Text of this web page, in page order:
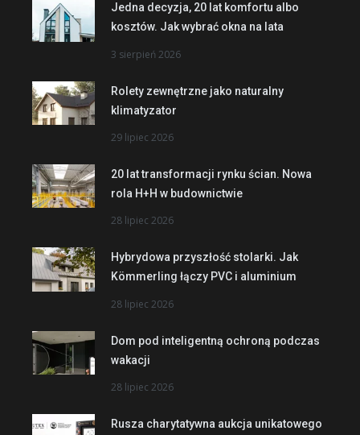
Jedna decyzja, 20 lat komfortu albo
kosztów. Jak wybrać okna na lata
3 sierpień 2026
Rolety zewnętrzne jako naturalny
klimatyzator
29 lipiec 2026
20 lat transformacji rynku ścian. Nowa
rola H+H w budownictwie
28 lipiec 2026
Hybrydowa przyszłość stolarki. Jak
Kömmerling łączy PVC i aluminium
28 lipiec 2026
Dom pod inteligentną ochroną podczas
wakacji
28 lipiec 2026
Rusza charytatywna aukcja unikatowego